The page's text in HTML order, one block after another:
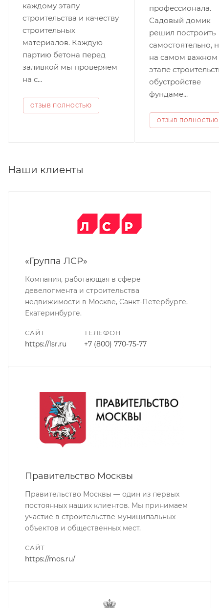
каждому этапу
строительства и качеству
строительных
материалов. Каждую
партию бетона перед
заливкой мы проверяем
на с...
ОТЗЫВ ПОЛНОСТЬЮ
профессионала.
Садовый домик
решил построить
самостоятельно,
на самом важном
этапе
обустройстве
фундаме...
ОТЗЫВ ПОЛНОСТЬЮ
Наши клиенты
«Группа ЛСР»
Компания, работающая в сфере
девелопмента и строительства
недвижимости в Москве, Санкт-Петербурге,
Екатеринбурге.
САЙТ
https://lsr.ru
ТЕЛЕФОН
+7 (800) 770-75-77
Правительство Москвы
Правительство Москвы — один из первых
постоянных наших клиентов. Мы принимаем
участие в строительстве муниципальных
объектов и общественных мест.
САЙТ
https://mos.ru/